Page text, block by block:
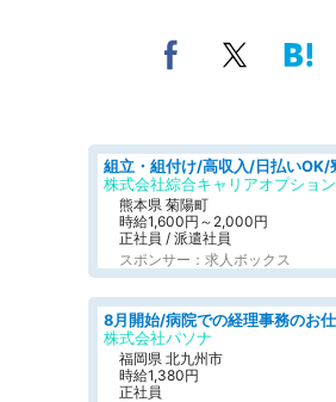
株式会社綜合キャリアオプション
熊本県 菊陽町
時給1,600円～2,000円
正社員 / 派遣社員
スポンサー：求人ボックス
株式会社パソナ
福岡県 北九州市
時給1,380円
正社員